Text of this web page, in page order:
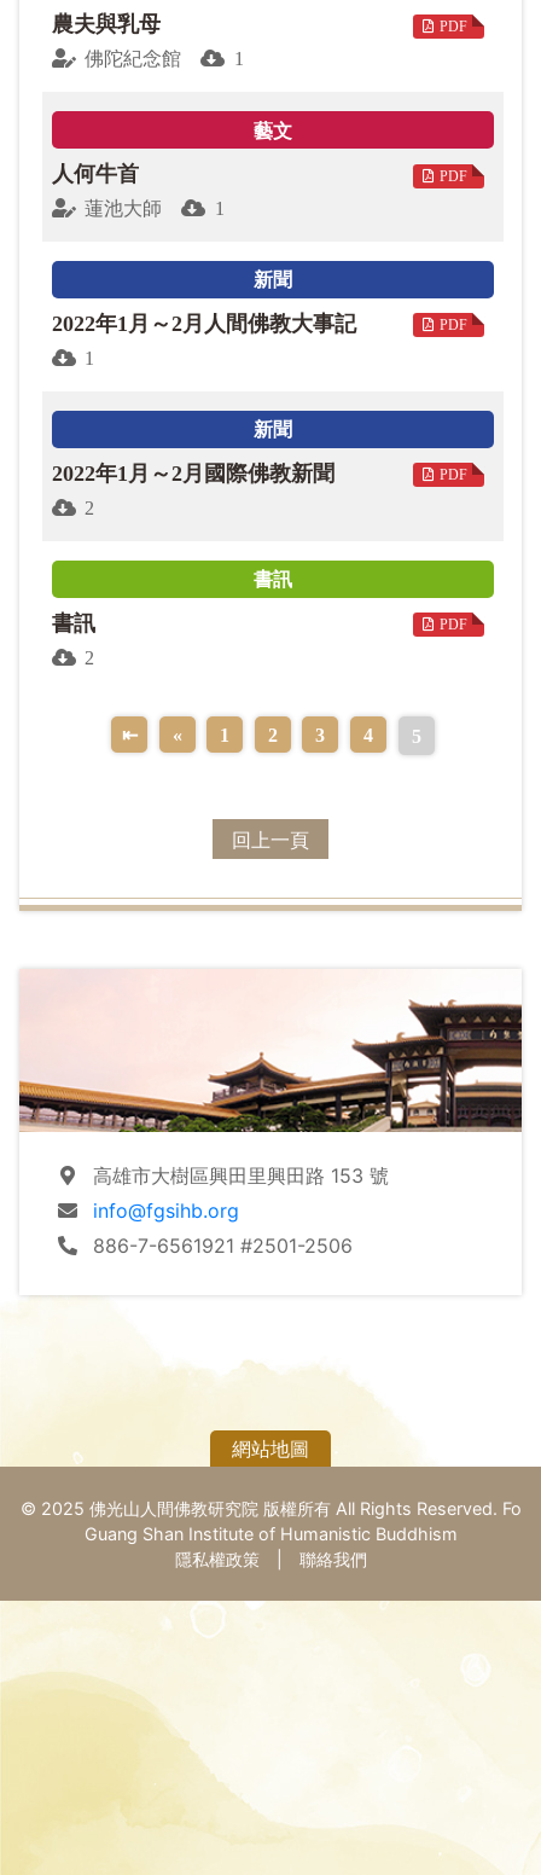
特集「星雲大師人間佛教思想專題：四句教」，共有3
的、人要的、淨化的、善美的」之間的關係，實乃融
信、解、行、證於一體，在建構佛教領域的信仰認同
和文化共識方面具有重要意義。雲南師範大學李廣良
教授以社會學角度，論述「人間佛教」就是佛陀之
現人心的淨化，引領人類達至善美生活。法鼓文理學
院博士生陳陶透過文獻學、歷史以及思想分析的方
法，對大師「四句教」之提出進行詳細考察，並深入
探究其內涵。
「人間論壇」，刊登香港中文大學人間佛教研究中心
陳劍鍠教授〈星雲大師的辦學理念及其貢獻―以慈惠
法師擘劃籌建為核心之探討〉，文中爬梳慈惠法師如
何落實星雲大師的教育理念，將佛法運用在辦學上，
「本懷輯要」，華梵大學林素玟教授以時代、目的、
歷史、本體、方法、功能、未來等7 個面向，闡明星雲
「專欄連載」部分，佛光大學闞正宗教授〈台灣佛教
臨濟宗妙心寺派上篇；美國加州柏克萊大學榮譽教授
蘭卡斯特《佛教海線絲綢之路》第3章，談佛教大圓環
是「呷教」的和尚》書中原文，彰顯大師畢生傳揚人
間佛教的文化念力及弘法革新之魄力。接著，收錄佛
光山西來寺住持慧東法師的父親錢超塵居士，款款寫
來送子出家前後，態度和觀念上的轉變。「名家精
粹」專欄帶您走進張曉風女士〈一句好話〉的人生感
金玉老師書寫與豐一吟先生來往20 幾年的寸心感動與
師、覺培法師、滿紀法師、渡也、林素玲、莊聰吉、
周遠馨、陳伯軒、楊瑞寶、吳一忠，以及中國大陸佛
教學者弘學、終南山佛教文化研究所副所長心一居
士、安徽蒙城關帝中學侯興鋒老師，以及年輕寫手如
1 月22 日國際知名的佛教僧侶一行禪師，在越南順化
市圓寂，編輯室特別收錄一篇語錄，以茲懷念。漫畫
專欄，邀請王平老師以明末高僧蓮池大師的護生故事
〈人何牛首〉為腳本，伏祈天下人皆能尊重生命、慈
心護生。
三月正值春天，萬物出蟄，邀請您提起手中的健筆，
共同彩繪耕耘、莊嚴人間的真善與美。
農夫與乳母 PDF
佛陀紀念館 1
藝文
人何牛首 PDF
蓮池大師 1
新聞
2022年1月～2月人間佛教大事記 PDF
1
新聞
2022年1月～2月國際佛教新聞 PDF
2
書訊
書訊 PDF
2
⇤ « 1 2 3 4 5
回上一頁
高雄市大樹區興田里興田路 153 號
info@fgsihb.org
886-7-6561921 #2501-2506
網站地圖
© 2025 佛光山人間佛教研究院 版權所有 All Rights Reserved. Fo
Guang Shan Institute of Humanistic Buddhism
隱私權政策
聯絡我們